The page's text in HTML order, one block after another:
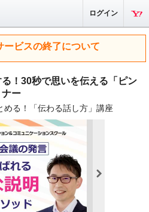
ログイン
ービスの終了について
！30秒で思いを伝える「ピン
ー
る！「伝わる話し方」講座